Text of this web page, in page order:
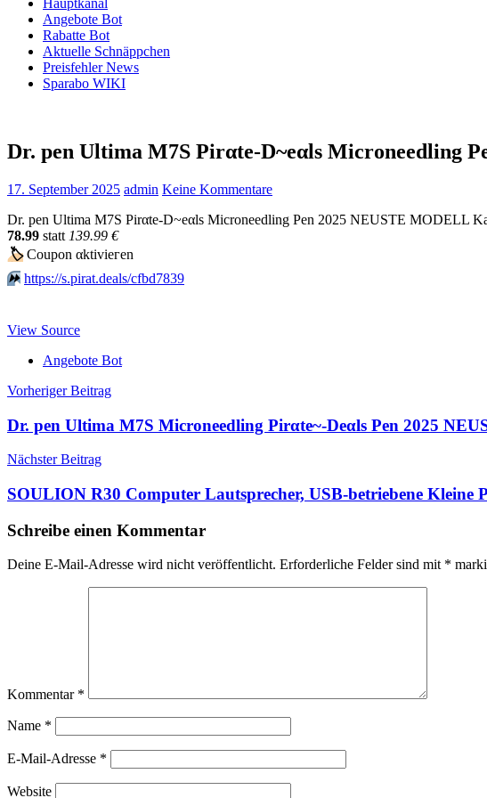
Hauptkanal
Angebote Bot
Rabatte Bot
Aktuelle Schnäppchen
Preisfehler News
Sparabo WIKI
Dr. pen Ultima M7S Pirαtе-D~еαls Microneedling
17. September 2025 admin Keine Kommentare
Dr. pen Ultima M7S Pirαtе-D~еαls Microneedling Pen 2025 NEUSTE MODELL
78.99 statt 139.99 €
🏷Сοuрοn αktiviегеn
⏩️ https://s.pirat.deals/cfbd7839
View Source
Angebote Bot
Beitragsnavigation
Vorheriger Beitrag
Dr. pen Ultima M7S Microneedling Pirαtе~-Dеαls Pen 2025
Nächster Beitrag
SOULION R30 Computer Lautsprecher, USB-betriebene Kleine
Schreibe einen Kommentar
Deine E-Mail-Adresse wird nicht veröffentlicht. Erforderliche Felder sind mit *
Kommentar *
Name *
E-Mail-Adresse *
Website